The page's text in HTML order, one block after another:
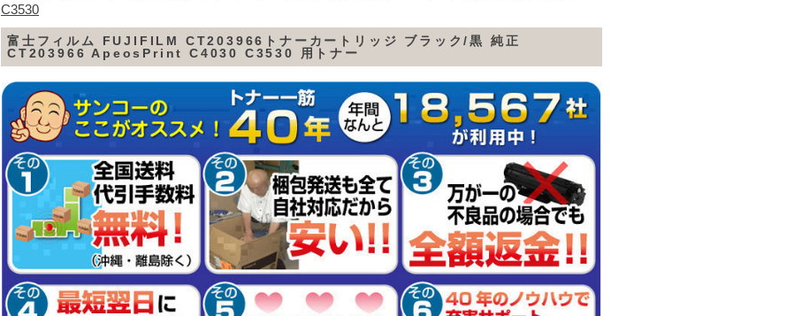
C3530
富士フィルム FUJIFILM CT203966トナーカートリッジ ブラック/黒 純正
CT203966 ApeosPrint C4030 C3530 用トナー